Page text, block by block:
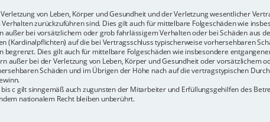
von Leben, Körper und Gesundheit und der Verletzung wesentlicher
zurückzuführen sind. Dies gilt auch für mittelbare Folgeschäden wie
bei vorsätzlichem oder grob fahrlässigem Verhalten oder bei Schäden aus
(Kardinalpflichten) auf die bei Vertragsschluss typischerweise vorhersehbaren
Dies gilt auch für mittelbare Folgeschäden wie insbesondere
außer bei der Verletzung von Leben, Körper und Gesundheit oder vorsätzlichem
Schäden und im Übrigen der Höhe nach auf die vertragstypischen
c gilt sinngemäß auch zugunsten der Mitarbeiter und Erfüllungsgehilfen des
nationalem Recht bleiben unberührt.